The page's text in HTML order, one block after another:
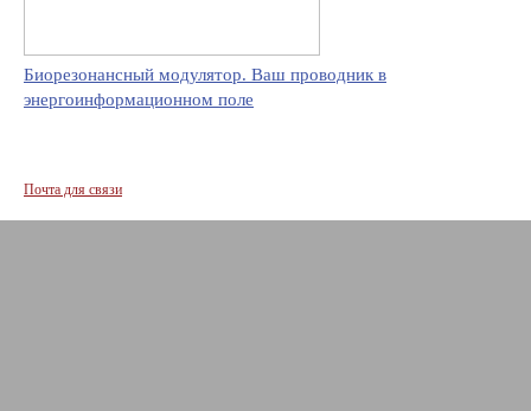
Биорезонансный модулятор. Ваш проводник в
энергоинформационном поле
Почта для связи